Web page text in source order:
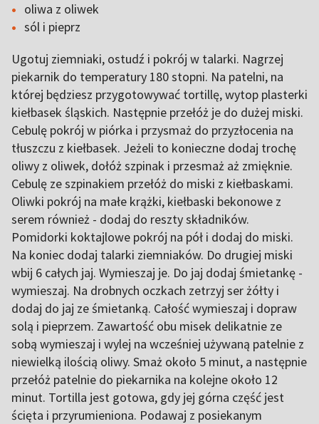
oliwa z oliwek
sól i pieprz
Ugotuj ziemniaki, ostudź i pokrój w talarki. Nagrzej
piekarnik do temperatury 180 stopni. Na patelni, na
której będziesz przygotowywać tortillę, wytop plasterki
kiełbasek śląskich. Następnie przełóż je do dużej miski.
Cebulę pokrój w piórka i przysmaż do przyzłocenia na
tłuszczu z kiełbasek. Jeżeli to konieczne dodaj trochę
oliwy z oliwek, dołóż szpinak i przesmaż aż zmięknie.
Cebulę ze szpinakiem przełóż do miski z kiełbaskami.
Oliwki pokrój na małe krążki, kiełbaski bekonowe z
serem również - dodaj do reszty składników.
Pomidorki koktajlowe pokrój na pół i dodaj do miski.
Na koniec dodaj talarki ziemniaków. Do drugiej miski
wbij 6 całych jaj. Wymieszaj je. Do jaj dodaj śmietankę -
wymieszaj. Na drobnych oczkach zetrzyj ser żółty i
dodaj do jaj ze śmietanką. Całość wymieszaj i dopraw
solą i pieprzem. Zawartość obu misek delikatnie ze
sobą wymieszaj i wylej na wcześniej używaną patelnie z
niewielką ilością oliwy. Smaż około 5 minut, a następnie
przełóż patelnie do piekarnika na kolejne około 12
minut. Tortilla jest gotowa, gdy jej górna część jest
ścięta i przyrumieniona. Podawaj z posiekanym